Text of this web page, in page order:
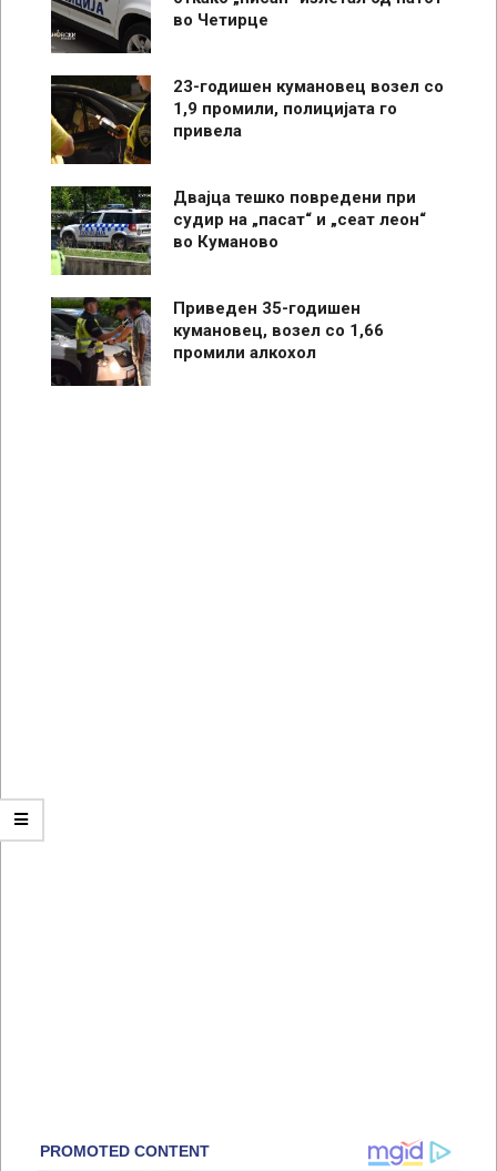
во Четирце
23-годишен кумановец возел со
1,9 промили, полицијата го
привела
Двајца тешко повредени при
судир на „пасат“ и „сеат леон“
во Куманово
Приведен 35-годишен
кумановец, возел со 1,66
промили алкохол